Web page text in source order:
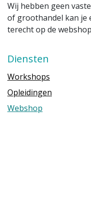
Wij hebben geen
of groothandel kan je
terecht op de
Diensten
Workshops
Opleidingen
Webshop